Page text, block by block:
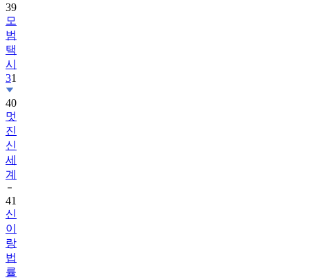
39
모
범
택
시
31
40
멋
진
신
세
계
41
신
이
랑
법
률